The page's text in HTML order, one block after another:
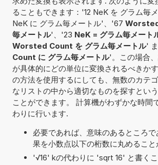
ることもできます：'12 NeK を グラム毎
NeK に グラム毎メートル'、'67
毎メートル'、'23 NeK = グラム毎メート
Worsted Count を グラム毎メートル'
Count に グラム毎メートル'。この場合
が具体的にどの単位に変換されるべきか
の方法を使用するにしても、無数のカテ
なリストの中から適切なものを探すとい
ことができます。 計算機がわずかな時間
わりに行います.
必要であれば、意味のあるところ
果を小数点以下の桁数に丸めること
'√16' kの代わりに 'sqrt 16' と書くこ